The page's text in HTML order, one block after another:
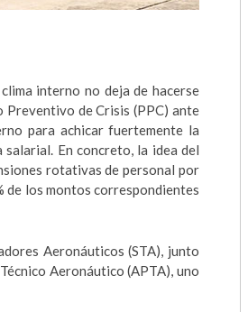
interno no deja de hacerse
Preventivo de Crisis (PPC) ante
para achicar fuertemente la
En concreto, la idea del
rotativas de personal por
de los montos correspondientes
Aeronáuticos (STA), junto
Aeronáutico (APTA), uno